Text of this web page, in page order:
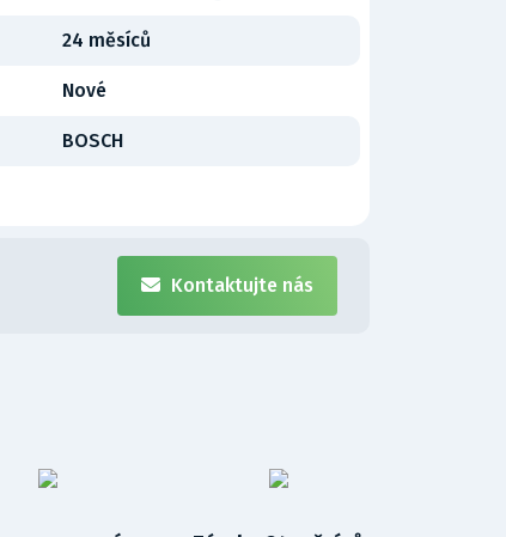
24 měsíců
Nové
BOSCH
Kontaktujte nás